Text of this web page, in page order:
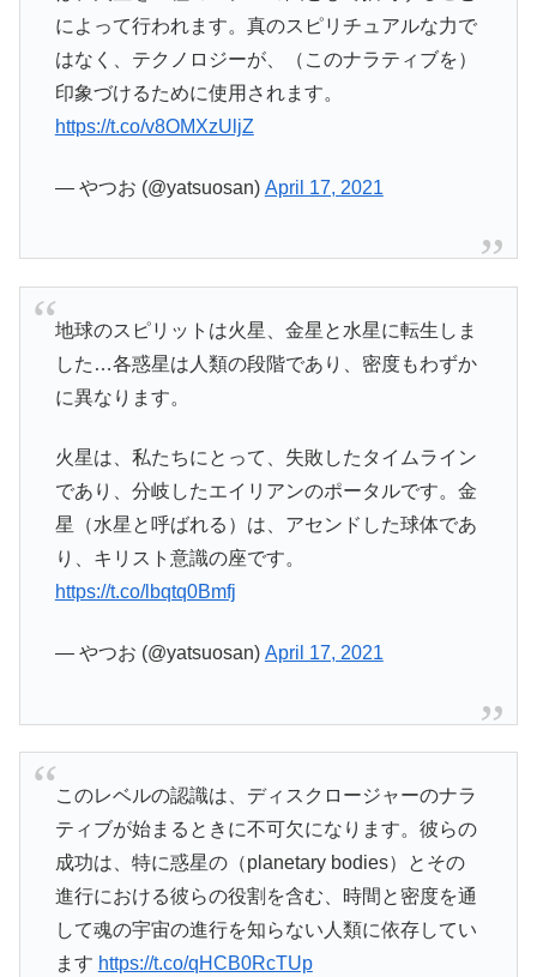
によって行われます。真のスピリチュアルな力で
はなく、テクノロジーが、（このナラティブを）
印象づけるために使用されます。
https://t.co/v8OMXzUljZ
— やつお (@yatsuosan) April 17, 2021
地球のスピリットは火星、金星と水星に転生しま
した…各惑星は人類の段階であり、密度もわずか
に異なります。
火星は、私たちにとって、失敗したタイムライン
であり、分岐したエイリアンのポータルです。金
星（水星と呼ばれる）は、アセンドした球体であ
り、キリスト意識の座です。
https://t.co/lbqtq0Bmfj
— やつお (@yatsuosan) April 17, 2021
このレベルの認識は、ディスクロージャーのナラ
ティブが始まるときに不可欠になります。彼らの
成功は、特に惑星の（planetary bodies）とその
進行における彼らの役割を含む、時間と密度を通
して魂の宇宙の進行を知らない人類に依存してい
ます https://t.co/qHCB0RcTUp